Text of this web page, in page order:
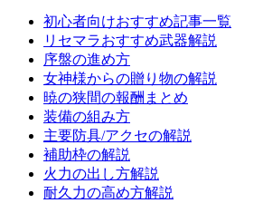
初心者向けおすすめ記事一覧
リセマラおすすめ武器解説
序盤の進め方
女神様からの贈り物の解説
暁の狭間の報酬まとめ
装備の組み方
主要防具/アクセの解説
補助枠の解説
火力の出し方解説
耐久力の高め方解説